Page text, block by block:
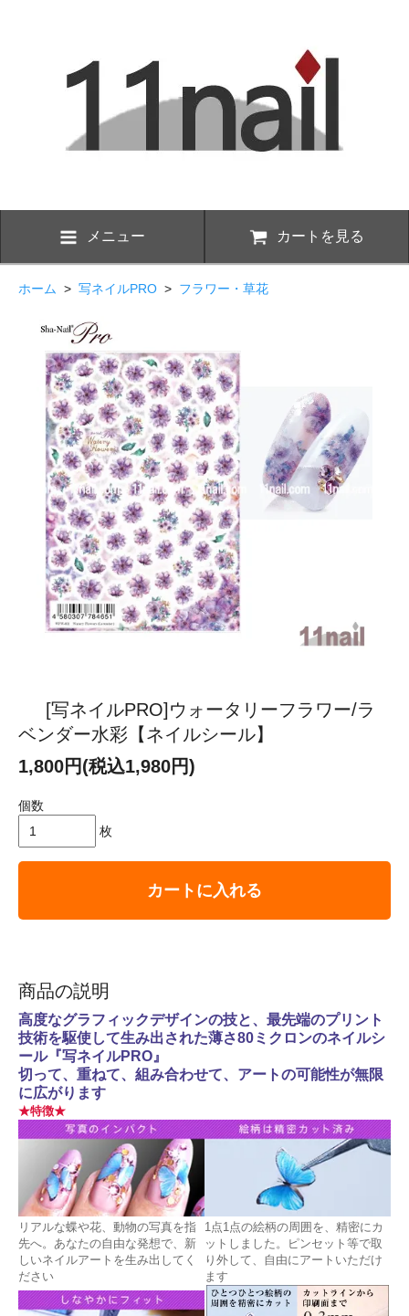
メニュー カートを見る
ホーム > 写ネイルPRO > フラワー・草花
[写ネイルPRO]ウォータリーフラワー/ラ
ベンダー水彩【ネイルシール】
1,800円(税込1,980円)
個数
枚
カートに入れる
商品の説明
高度なグラフィックデザインの技と、最先端のプリント
技術を駆使して生み出された薄さ80ミクロンのネイルシ
ール『写ネイルPRO』
切って、重ねて、組み合わせて、アートの可能性が無限
に広がります
★特徴★
リアルな蝶や花、動物の写真を指
先へ。あなたの自由な発想で、新
しいネイルアートを生み出してく
ださい
1点1点の絵柄の周囲を、精密にカ
ットしました。ピンセット等で取
り外して、自由にアートいただけ
ます